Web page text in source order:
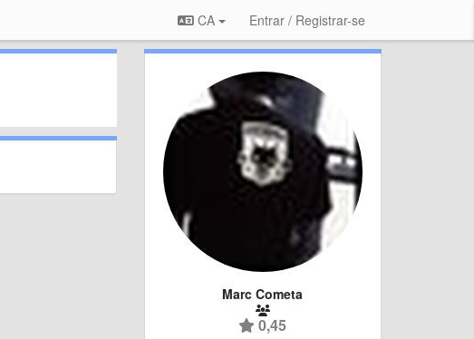
CA Entrar / Registrar-se
Marc Cometa
0,45